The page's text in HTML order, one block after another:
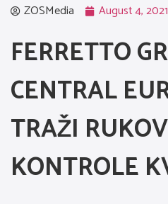
ZOSMedia August 4, 2021
FERRETTO
CENTRAL
TRAŽI
KONTROLE